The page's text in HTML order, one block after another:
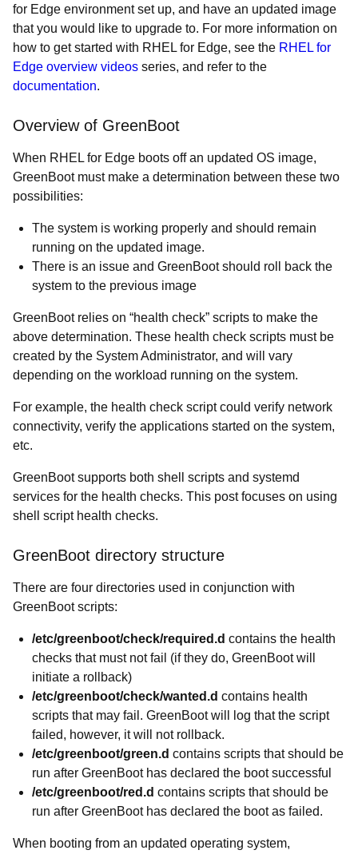
for Edge environment set up, and have an updated image
that you would like to upgrade to. For more information on
how to get started with RHEL for Edge, see the RHEL for
Edge overview videos series, and refer to the
documentation.
Overview of GreenBoot
When RHEL for Edge boots off an updated OS image,
GreenBoot must make a determination between these two
possibilities:
The system is working properly and should remain
running on the updated image.
There is an issue and GreenBoot should roll back the
system to the previous image
GreenBoot relies on “health check” scripts to make the
above determination. These health check scripts must be
created by the System Administrator, and will vary
depending on the workload running on the system.
For example, the health check script could verify network
connectivity, verify the applications started on the system,
etc.
GreenBoot supports both shell scripts and systemd
services for the health checks. This post focuses on using
shell script health checks.
GreenBoot directory structure
There are four directories used in conjunction with
GreenBoot scripts:
/etc/greenboot/check/required.d contains the health
checks that must not fail (if they do, GreenBoot will
initiate a rollback)
/etc/greenboot/check/wanted.d contains health
scripts that may fail. GreenBoot will log that the script
failed, however, it will not rollback.
/etc/greenboot/green.d contains scripts that should be
run after GreenBoot has declared the boot successful
/etc/greenboot/red.d contains scripts that should be
run after GreenBoot has declared the boot as failed.
When booting from an updated operating system,